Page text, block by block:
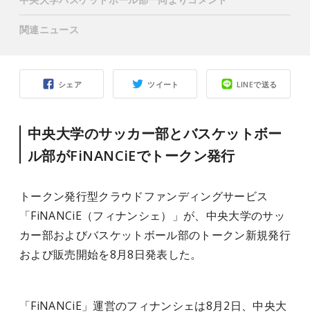
シェア ツイート LINEで送る
中央大学のサッカー部とバスケットボー
ル部がFiNANCiEでトークン発行
トークン発行型クラウドファンディングサービス
「FiNANCiE（フィナンシェ）」が、中央大学のサッ
カー部およびバスケットボール部のトークン新規発行
および販売開始を8月8日発表した。
「FiNANCiE」運営のフィナンシェは8月2日、中央大
関連ニュース